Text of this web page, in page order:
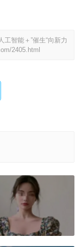
智能＋”催生“向新力
2405.html